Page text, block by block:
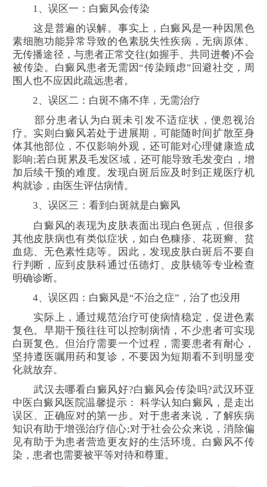
1、误区一：白癜风会传染
这是普遍的误解。事实上，白癜风是一种因黑色
素细胞功能异常导致的色素脱失性疾病，无病原体、
无传播途径，与患者正常交往(如握手、共同进餐)不会
被传染。白癜风患者无需因“传染顾虑”回避社交，周
围人也不应因此疏远患者。
2、误区二：白斑不痛不痒，无需治疗
部分患者认为白斑未引发不适症状，便忽视治
疗。实则白癜风若处于进展期，可能随时间扩散至身
体其他部位，不仅影响外观，还可能对心理健康造成
影响;若白斑累及毛发区域，还可能导致毛发变白，增
加后续干预的难度。发现白斑后应及时到正规医疗机
构就诊，由医生评估病情。
3、误区三：看到白斑就是白癜风
白癜风的表现为皮肤表面出现白色斑点，但很多
其他皮肤病也有类似症状，如白色糠疹、花斑癣、贫
血痣、无色素性痣等。因此，发现皮肤白斑后不要自
行判断，应到皮肤科通过伍德灯、皮肤镜等专业检查
明确诊断。
4、误区四：白癜风是“不治之症”，治了也没用
实际上，通过规范治疗可使病情稳定，促进色素
复色。早期干预往往可以控制病情，不少患者可实现
白斑复色。但治疗需要一个过程，需要患者有耐心，
坚持遵医嘱用药和复诊，不要因为短期看不到明显变
化就放弃。
武汉去哪看白癜风好?白癜风会传染吗?武汉环亚
中医白癜风医院温馨提示： 科学认知白癜风，是走出
误区、正确应对的第一步。对于患者来说，了解疾病
知识有助于增强治疗信心;对于社会公众来说，消除偏
见有助于为患者营造更友好的生活环境。白癜风不传
染，患者也需要被平等对待和尊重。